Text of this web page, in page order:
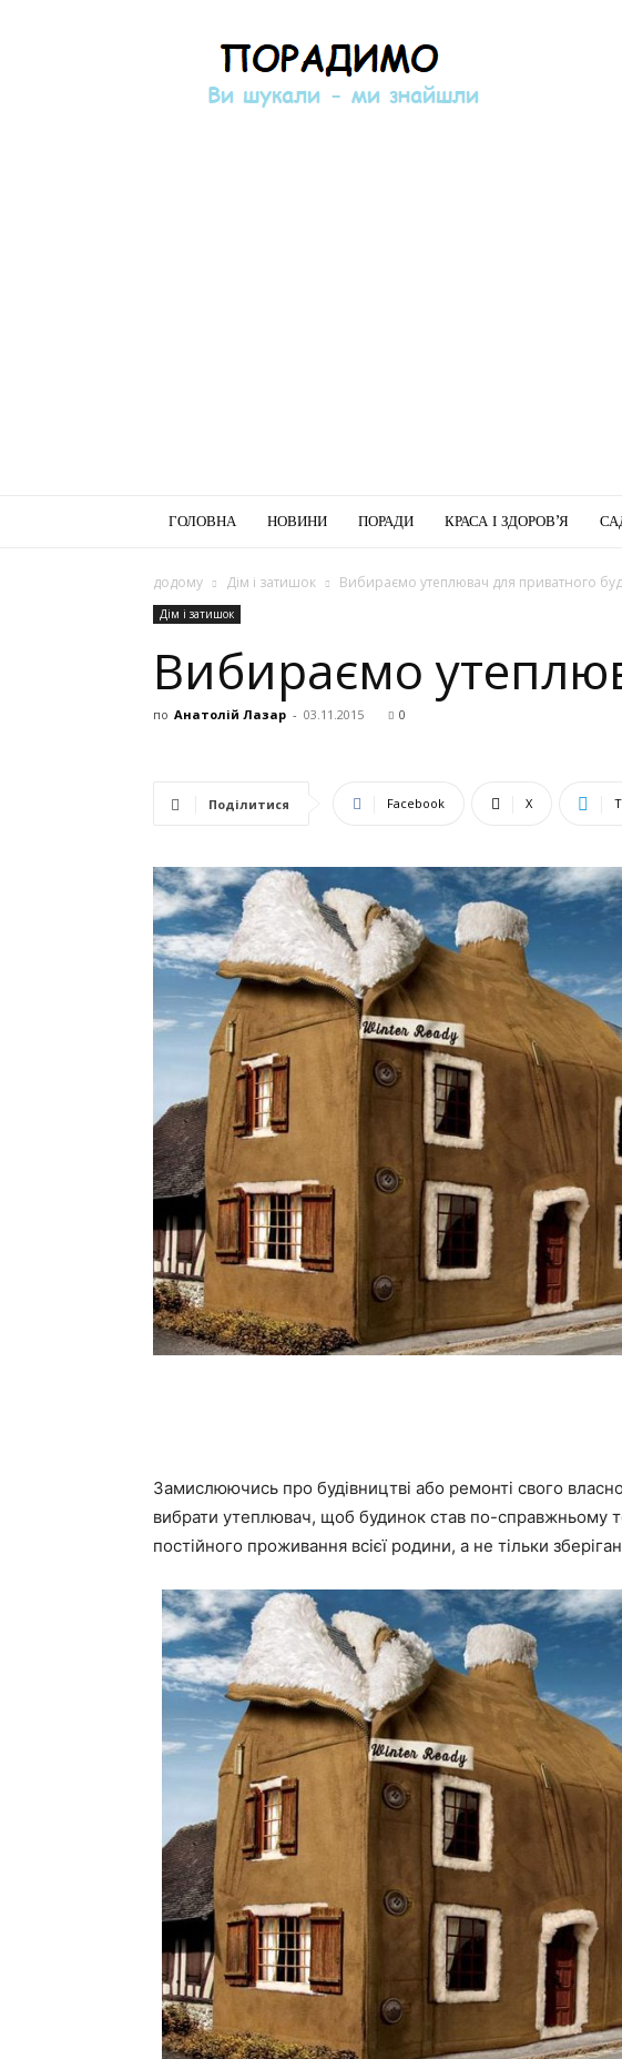
Порадимо
ГОЛОВНА НОВИНИ ПОРАДИ КРАСА І ЗДОРОВ’Я
додому Дім і затишок Вибираємо утеплювач для приватного
Дім і затишок
Вибираємо
по Анатолій Лазар - 03.11.2015 0
Поділитися Facebook X
Замислюючись про будівництві або ремонті свого
вибрати утеплювач, щоб будинок став по-справжньому
постійного проживання всієї родини, а не тільки